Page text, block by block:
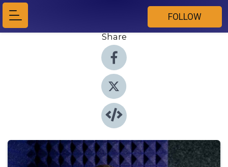
FOLLOW
Share